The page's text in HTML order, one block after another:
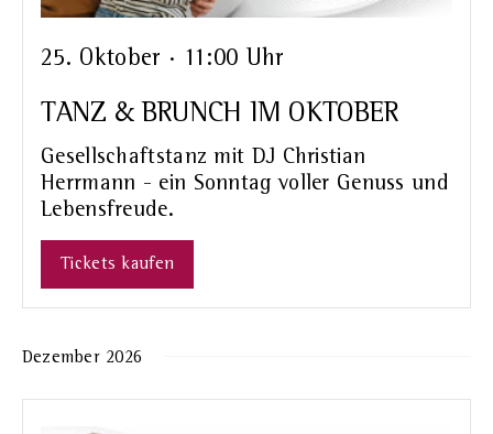
TANZ & BRUNCH IM OKTOBER
25. Oktober · 11:00 Uhr
Gesellschaftstanz mit DJ Christian
Herrmann - ein Sonntag voller Genuss und
Lebensfreude.
Tickets kaufen
Dezember 2026